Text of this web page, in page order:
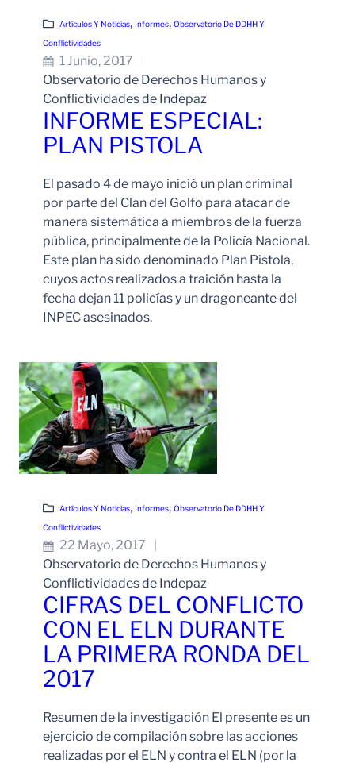
Artículos Y Noticias, Informes, Observatorio De DDHH Y
Conflictividades
1 Junio, 2017
Observatorio de Derechos Humanos y
Conflictividades de Indepaz
INFORME ESPECIAL:
PLAN PISTOLA
El pasado 4 de mayo inició un plan criminal
por parte del Clan del Golfo para atacar de
manera sistemática a miembros de la fuerza
pública, principalmente de la Policía Nacional.
Este plan ha sido denominado Plan Pistola,
cuyos actos realizados a traición hasta la
fecha dejan 11 policías y un dragoneante del
INPEC asesinados.
Artículos Y Noticias, Informes, Observatorio De DDHH Y
Conflictividades
22 Mayo, 2017
Observatorio de Derechos Humanos y
Conflictividades de Indepaz
CIFRAS DEL CONFLICTO
CON EL ELN DURANTE
LA PRIMERA RONDA DEL
2017
Resumen de la investigación El presente es un
ejercicio de compilación sobre las acciones
realizadas por el ELN y contra el ELN (por la